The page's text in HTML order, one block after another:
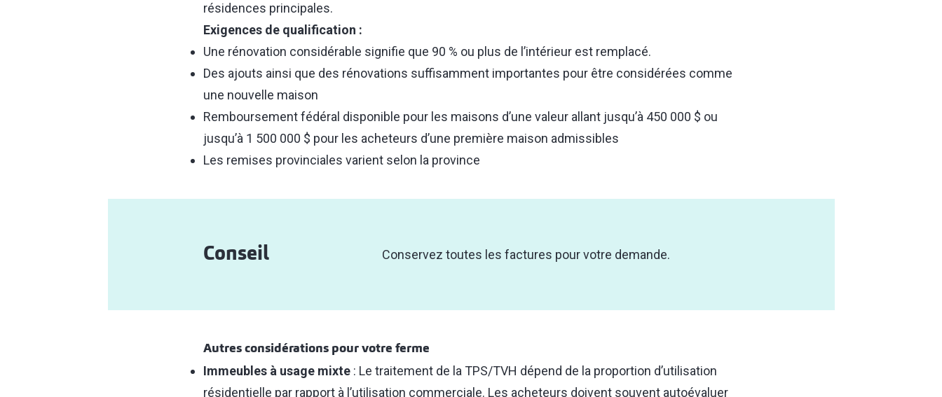
résidences principales.
Exigences de qualification :
Une rénovation considérable signifie que 90 % ou plus de l’intérieur est remplacé.
Des ajouts ainsi que des rénovations suffisamment importantes pour être considérées comme
une nouvelle maison
Remboursement fédéral disponible pour les maisons d’une valeur allant jusqu’à 450 000 $ ou
jusqu’à 1 500 000 $ pour les acheteurs d’une première maison admissibles
Les remises provinciales varient selon la province
Conseil Conservez toutes les factures pour votre demande.
Autres considérations pour votre ferme
Immeubles à usage mixte: Le traitement de la TPS/TVH dépend de la proportion d’utilisation
résidentielle par rapport à l’utilisation commerciale. Les acheteurs doivent souvent autoévaluer